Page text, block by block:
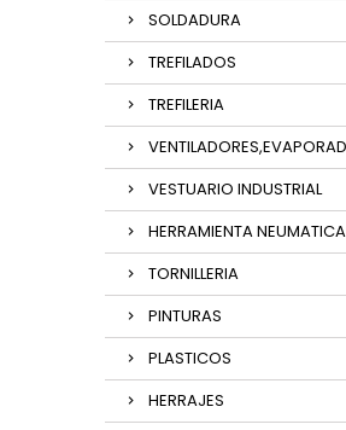
SOLDADURA
TREFILADOS
TREFILERIA
VESTUARIO INDUSTRIAL
HERRAMIENTA
TORNILLERIA
PINTURAS
PLASTICOS
HERRAJES